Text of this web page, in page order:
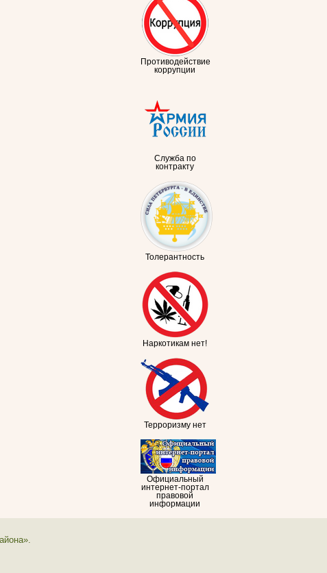
Противодействие
коррупции
Служба по
контракту
Толерантность
Наркотикам нет!
Терроризму нет
Официальный
интернет-портал
правовой
информации